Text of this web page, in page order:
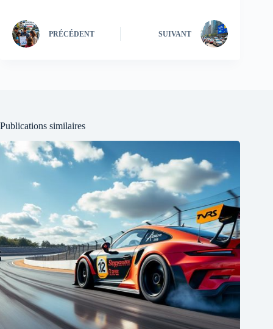
PRÉCÉDENT SUIVANT
Publications similaires